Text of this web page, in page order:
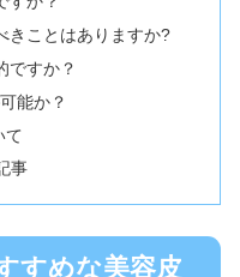
きことはありますか?
ですか？
能か？
て
事
すめな美容皮